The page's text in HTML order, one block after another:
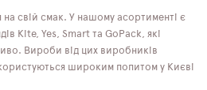
свій смак. У нашому асортименті є
Kite, Yes, Smart та GoPack, які
Вироби від цих виробників
широким попитом у Києві